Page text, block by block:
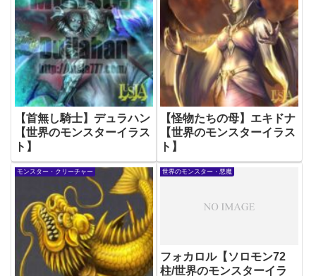
【首無し騎士】デュラハン
【世界のモンスターイラス
ト】
【怪物たちの母】エキドナ
【世界のモンスターイラス
ト】
モンスター・クリーチャー 世界のモンスター・悪魔
フォカロル【ソロモン72
柱/世界のモンスターイラ